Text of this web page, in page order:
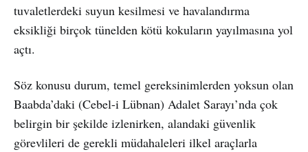
tuvaletlerdeki suyun kesilmesi ve havalandırma
eksikliği birçok tünelden kötü kokuların yayılmasına yol
açtı.
Söz konusu durum, temel gereksinimlerden yoksun olan
Baabda’daki (Cebel-i Lübnan) Adalet Sarayı’nda çok
belirgin bir şekilde izlenirken, alandaki güvenlik
görevlileri de gerekli müdahaleleri ilkel araçlarla